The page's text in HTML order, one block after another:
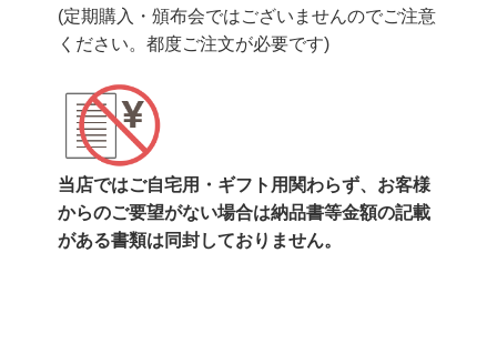
(定期購入・頒布会ではございませんのでご注意
ください。都度ご注文が必要です)
当店ではご自宅用・ギフト用関わらず、お客様
からのご要望がない場合は納品書等金額の記載
がある書類は同封しておりません。